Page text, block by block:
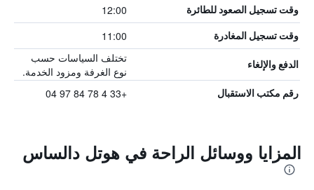
وقت تسجيل الصعود للطائرة 12:00
وقت تسجيل المغادرة 11:00
الدفع والإلغاء
تختلف السياسات حسب
نوع الغرفة ومزود الخدمة.
رقم مكتب الاستقبال +33 4 78 84 97 04
المزايا ووسائل الراحة في هوتل دالساس